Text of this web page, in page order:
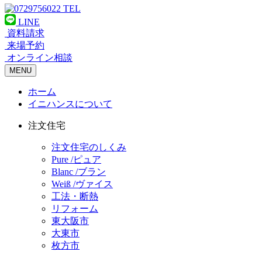
TEL
LINE
資料請求
来場予約
オンライン相談
MENU
ホーム
イニハンスについて
注文住宅
注文住宅のしくみ
Pure /ピュア
Blanc /ブラン
Weiß /ヴァイス
工法・断熱
リフォーム
東大阪市
大東市
枚方市